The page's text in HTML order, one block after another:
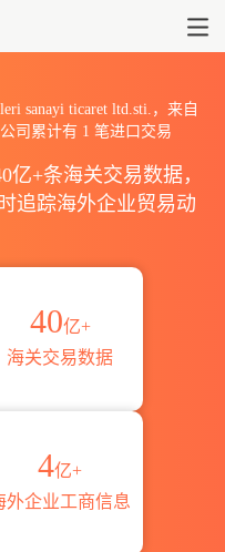
sanayi ticaret ltd.sti.，来自
司累计有 1 笔进口交易
亿+条海关交易数据，
追踪海外企业贸易动
40亿+
海关交易数据
4亿+
外企业工商信息